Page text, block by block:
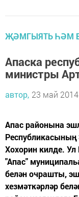
ҖӘМГЫЯТЬ ҺӘМ
Апаска
министры
автор, 23 май 2014
Апас районына
Хохорин килде. Ул
"Апас"
белән очрашты,
хезмәткәрләр